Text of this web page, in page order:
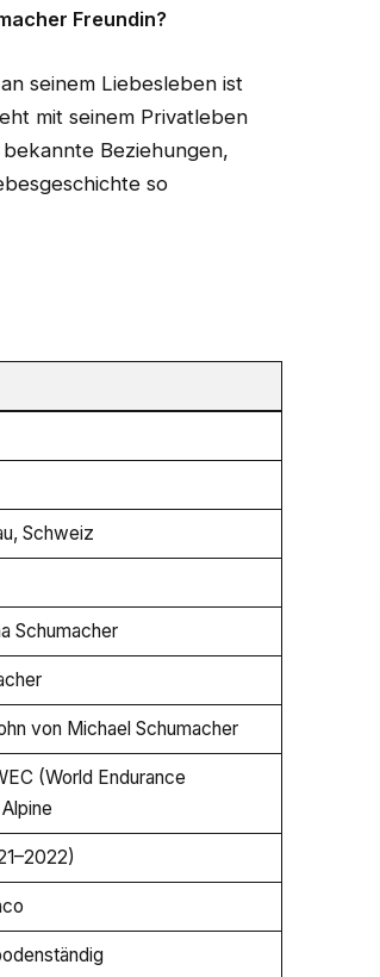
Freundin?
seinem Liebesleben ist
mit seinem Privatleben
Beziehungen,
so
Schweiz
Schumacher
von Michael Schumacher
(World Endurance